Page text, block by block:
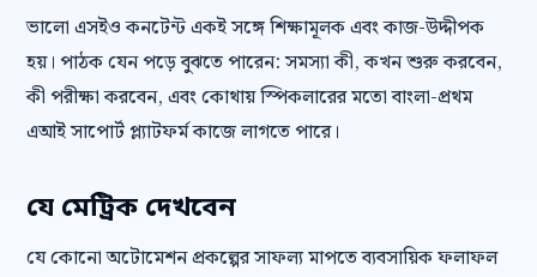
ভালো এসইও কনটেন্ট একই সঙ্গে শিক্ষামূলক এবং কাজ-উদ্দীপক
হয়। পাঠক যেন পড়ে বুঝতে পারেন: সমস্যা কী, কখন শুরু করবেন,
কী পরীক্ষা করবেন, এবং কোথায় স্পিকলারের মতো বাংলা-প্রথম
এআই সাপোর্ট প্ল্যাটফর্ম কাজে লাগতে পারে।
যে মেট্রিক দেখবেন
যে কোনো অটোমেশন প্রকল্পের সাফল্য মাপতে ব্যবসায়িক ফলাফল